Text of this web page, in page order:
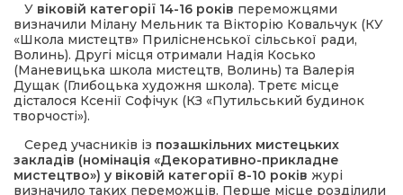
У віковій категорії 14-16 років переможцями
визначили Мілану Мельник та Вікторію Ковальчук (КУ
«Школа мистецтв» Прилісненської сільської ради,
Волинь). Другі місця отримали Надія Косько
(Маневицька школа мистецтв, Волинь) та Валерія
Дущак (Глибоцька художня школа). Третє місце
дісталося Ксенії Софічук (КЗ «Путильський будинок
творчості»).
Серед учасників із позашкільних мистецьких
закладів (номінація «Декоративно-прикладне
мистецтво») у віковій категорії 8-10 років журі
визначило таких переможців. Перше місце розділили